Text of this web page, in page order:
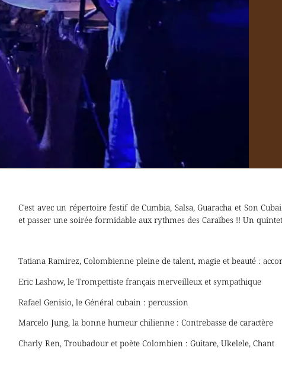
C'est avec un répertoire festif de Cumbia, Salsa, Guaracha et Son
et passer une soirée formidable aux rythmes des Caraïbes !! Un
Tatiana Ramirez, Colombienne pleine de talent, magie et beauté :
Eric Lashow, le Trompettiste français merveilleux et sympathique
Rafael Genisio, le Général cubain : percussion
Marcelo Jung, la bonne humeur chilienne : Contrebasse de caractère
Charly Ren, Troubadour et poète Colombien : Guitare, Ukelele, Chant